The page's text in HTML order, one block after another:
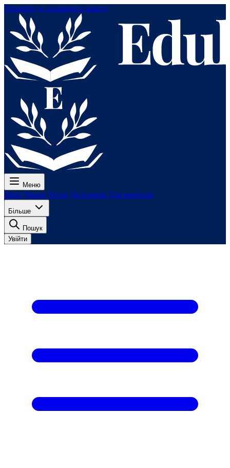
Перейти до основного вмісту
Меню
Ціни Уроки Тести До іспитів Для вчителів
Більше
Пошук
Увійти